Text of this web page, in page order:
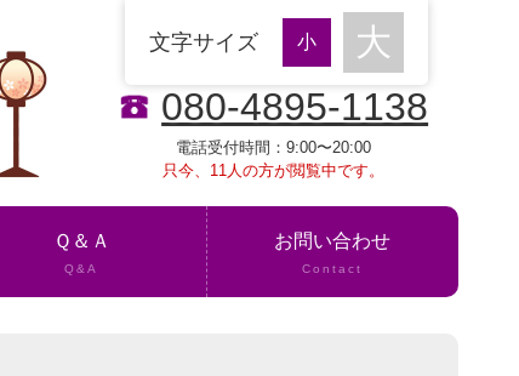
080-4895-1138
電話受付時間：9:00〜20:00
只今、11人の方が閲覧中です。
文字サイズ
Ｑ＆Ａ
Q&A
お問い合わせ
Contact